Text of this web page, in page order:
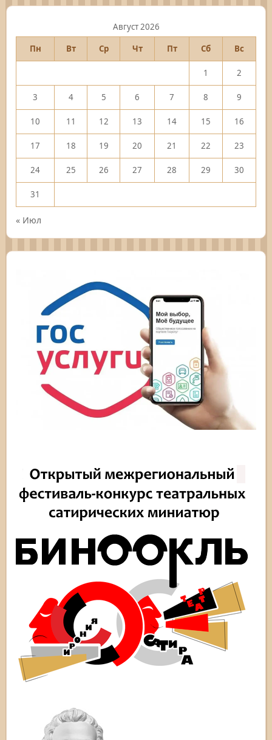
Август 2026
Пн
Вт Ср Чт Пт Сб Вс
1 2
3 4 5 6 7 8 9
10 11 12 13 14 15 16
17 18 19 20 21 22 23
24 25 26 27 28 29 30
31
« Июл